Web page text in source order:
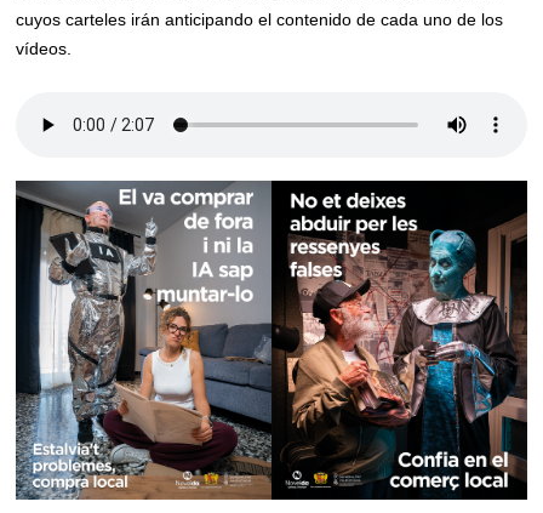
cuyos carteles irán anticipando el contenido de cada uno de los
vídeos.